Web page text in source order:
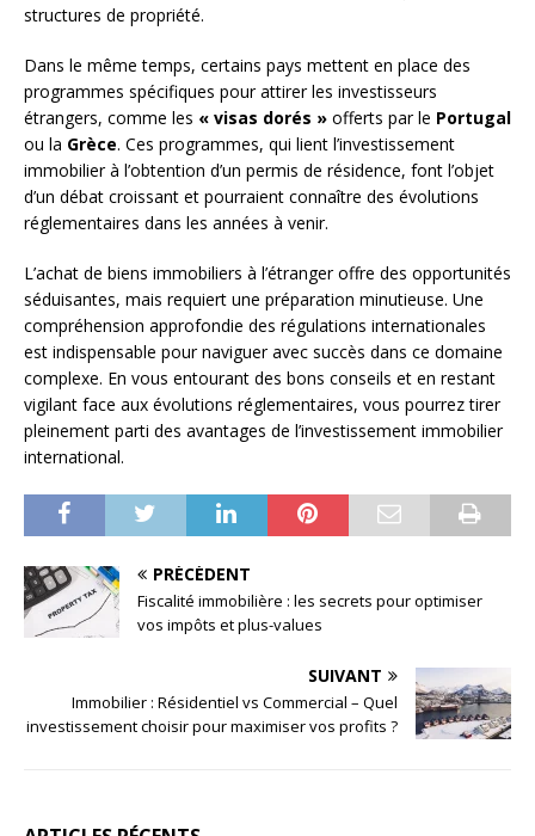
structures de propriété.
Dans le même temps, certains pays mettent en place des
programmes spécifiques pour attirer les investisseurs
étrangers, comme les « visas dorés » offerts par le Portugal
ou la Grèce. Ces programmes, qui lient l’investissement
immobilier à l’obtention d’un permis de résidence, font l’objet
d’un débat croissant et pourraient connaître des évolutions
réglementaires dans les années à venir.
L’achat de biens immobiliers à l’étranger offre des opportunités
séduisantes, mais requiert une préparation minutieuse. Une
compréhension approfondie des régulations internationales
est indispensable pour naviguer avec succès dans ce domaine
complexe. En vous entourant des bons conseils et en restant
vigilant face aux évolutions réglementaires, vous pourrez tirer
pleinement parti des avantages de l’investissement immobilier
international.
PRÉCÉDENT
Fiscalité immobilière : les secrets pour optimiser
vos impôts et plus-values
SUIVANT
Immobilier : Résidentiel vs Commercial – Quel
investissement choisir pour maximiser vos profits ?